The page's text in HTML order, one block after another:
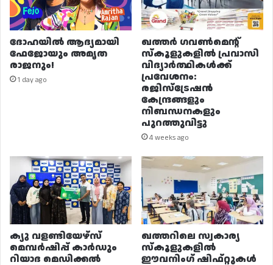
ദോഹയിൽ ആദ്യമായി
ഫേജോയും അമൃത
രാജനും!
1 day ago
ഖത്തർ ഗവൺമെന്റ്
സ്കൂളുകളിൽ പ്രവാസി
വിദ്യാർത്ഥികൾക്ക്
പ്രവേശനം:
രജിസ്ട്രേഷൻ
കേന്ദ്രങ്ങളും
നിബന്ധനകളും
പുറത്തുവിട്ടു
4 weeks ago
ക്യു വളണ്ടിയേഴ്‌സ്
മെമ്പർഷിപ്പ് കാർഡും
റിയാദ മെഡിക്കൽ
ഖത്തറിലെ സ്വകാര്യ
സ്കൂളുകളിൽ
ഈവനിംഗ് ഷിഫ്റ്റുകൾ